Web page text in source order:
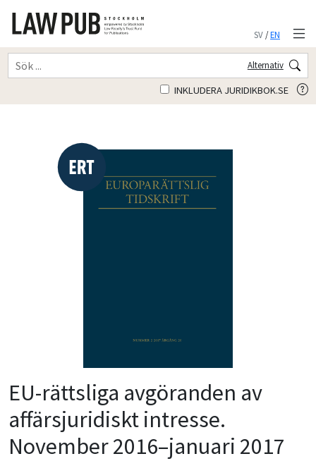
SV/EN
Alternativ
INKLUDERA JURIDIKBOK.SE
EU-rättsliga avgöranden av
affärsjuridiskt intresse.
November 2016–januari 2017